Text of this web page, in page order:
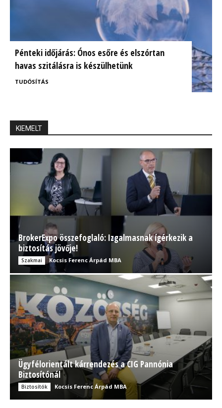
Pénteki időjárás: Ónos esőre és elszórtan
havas szitálásra is készülhetünk
TUDÓSÍTÁS
KIEMELT
BrokerExpo összefoglaló: Izgalmasnak ígérkezik a
biztosítás jövője!
Szakmai Kocsis Ferenc Árpád MBA
Ügyfélorientált kárrendezés a CIG Pannónia
Biztosítónál
Biztosítók Kocsis Ferenc Árpád MBA